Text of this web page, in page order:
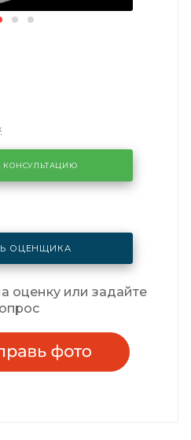
КОНСУЛЬТАЦИЮ
ОЦЕНЩИКА
оценку или задайте